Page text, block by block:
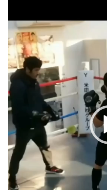
ヤ
ー